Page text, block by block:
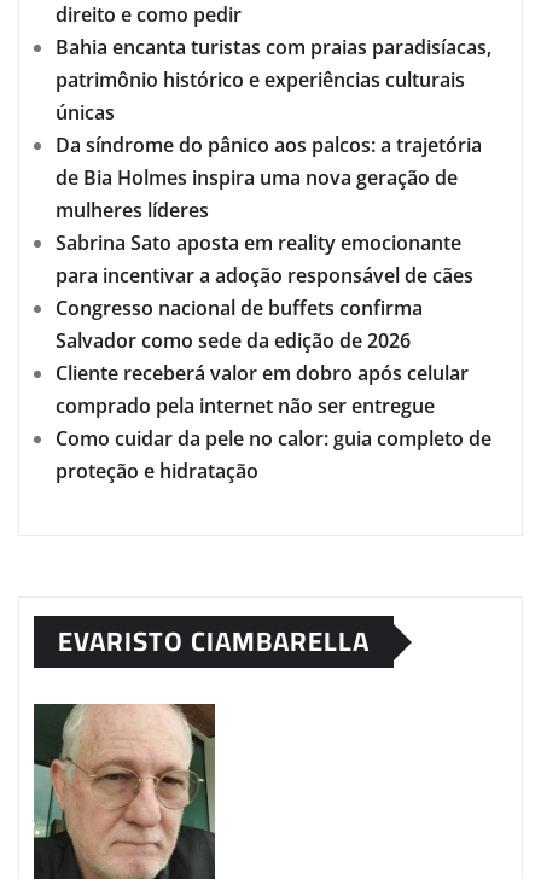
direito e como pedir
Bahia encanta turistas com praias paradisíacas,
patrimônio histórico e experiências culturais
únicas
Da síndrome do pânico aos palcos: a trajetória
de Bia Holmes inspira uma nova geração de
mulheres líderes
Sabrina Sato aposta em reality emocionante
para incentivar a adoção responsável de cães
Congresso nacional de buffets confirma
Salvador como sede da edição de 2026
Cliente receberá valor em dobro após celular
comprado pela internet não ser entregue
Como cuidar da pele no calor: guia completo de
proteção e hidratação
EVARISTO CIAMBARELLA